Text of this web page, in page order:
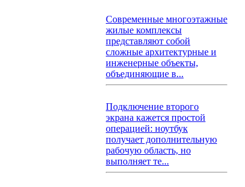
Современные многоэтажные
жилые комплексы
представляют собой
сложные архитектурные и
инженерные объекты,
объединяющие в...
Подключение второго
экрана кажется простой
операцией: ноутбук
получает дополнительную
рабочую область, но
выполняет те...